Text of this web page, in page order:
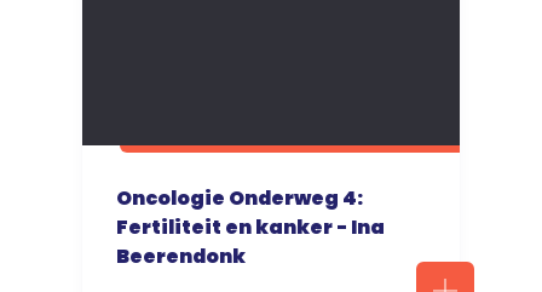
Oncologie Onderweg 4:
Fertiliteit en kanker - Ina
Beerendonk